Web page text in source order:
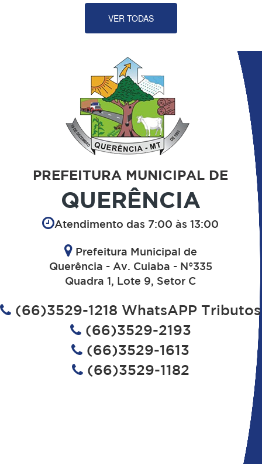
VER TODAS
PREFEITURA MUNICIPAL DE
QUERÊNCIA
Atendimento das 7:00 às 13:00
Prefeitura Municipal de
Querência - Av. Cuiaba - N°335
Quadra 1, Lote 9, Setor C
(66)3529-1218 WhatsAPP Tributos
(66)3529-2193
(66)3529-1613
(66)3529-1182